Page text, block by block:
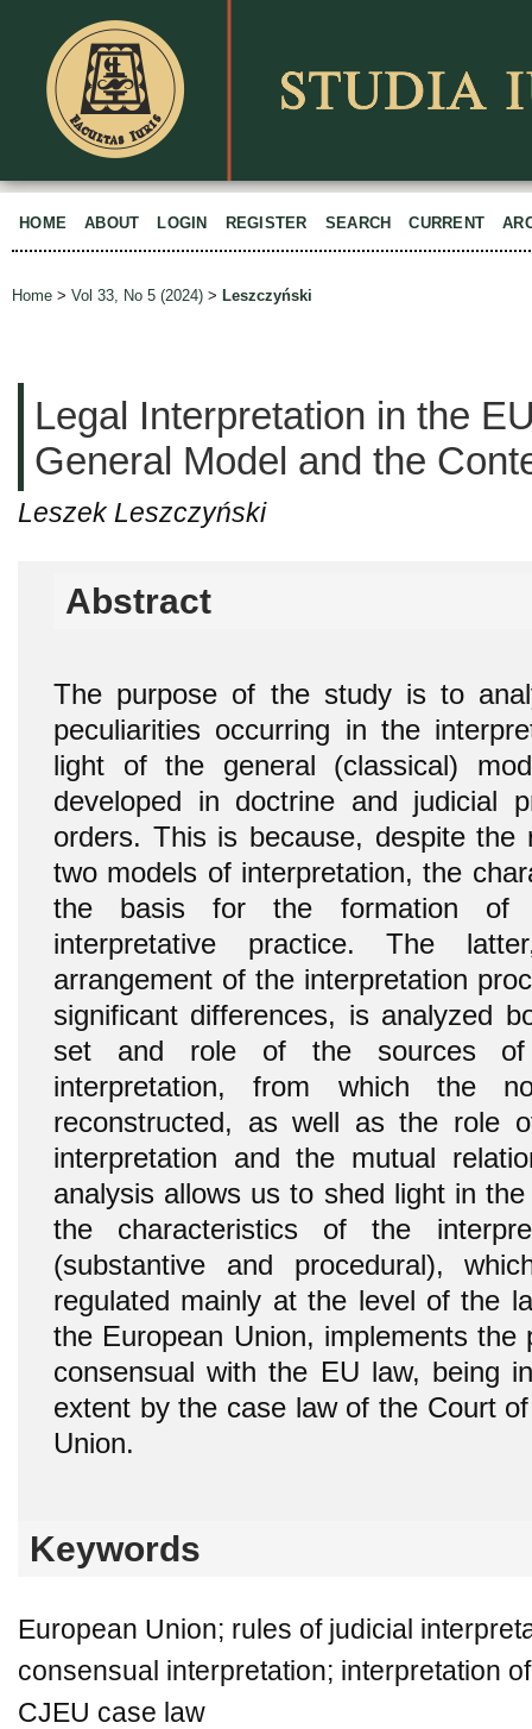
HOME ABOUT LOGIN REGISTER SEARCH CURRENT
Home > Vol 33, No 5 (2024) > Leszczyński
Legal Interpretation in the
General Model and the
Leszek Leszczyński
Abstract
The purpose of the study is to
peculiarities occurring in the
light of the general (classical)
developed in doctrine and judicial
orders. This is because, despite the
two models of interpretation, the
the basis for the formation of
interpretative practice. The
arrangement of the interpretation
significant differences, is analyzed
set and role of the sources
interpretation, from which the
reconstructed, as well as the role
interpretation and the mutual
analysis allows us to shed light in
the characteristics of the
(substantive and procedural),
regulated mainly at the level of the
the European Union, implements the
consensual with the EU law, being
extent by the case law of the Court
Union.
Keywords
European Union; rules of judicial
consensual interpretation; interpretation
CJEU case law